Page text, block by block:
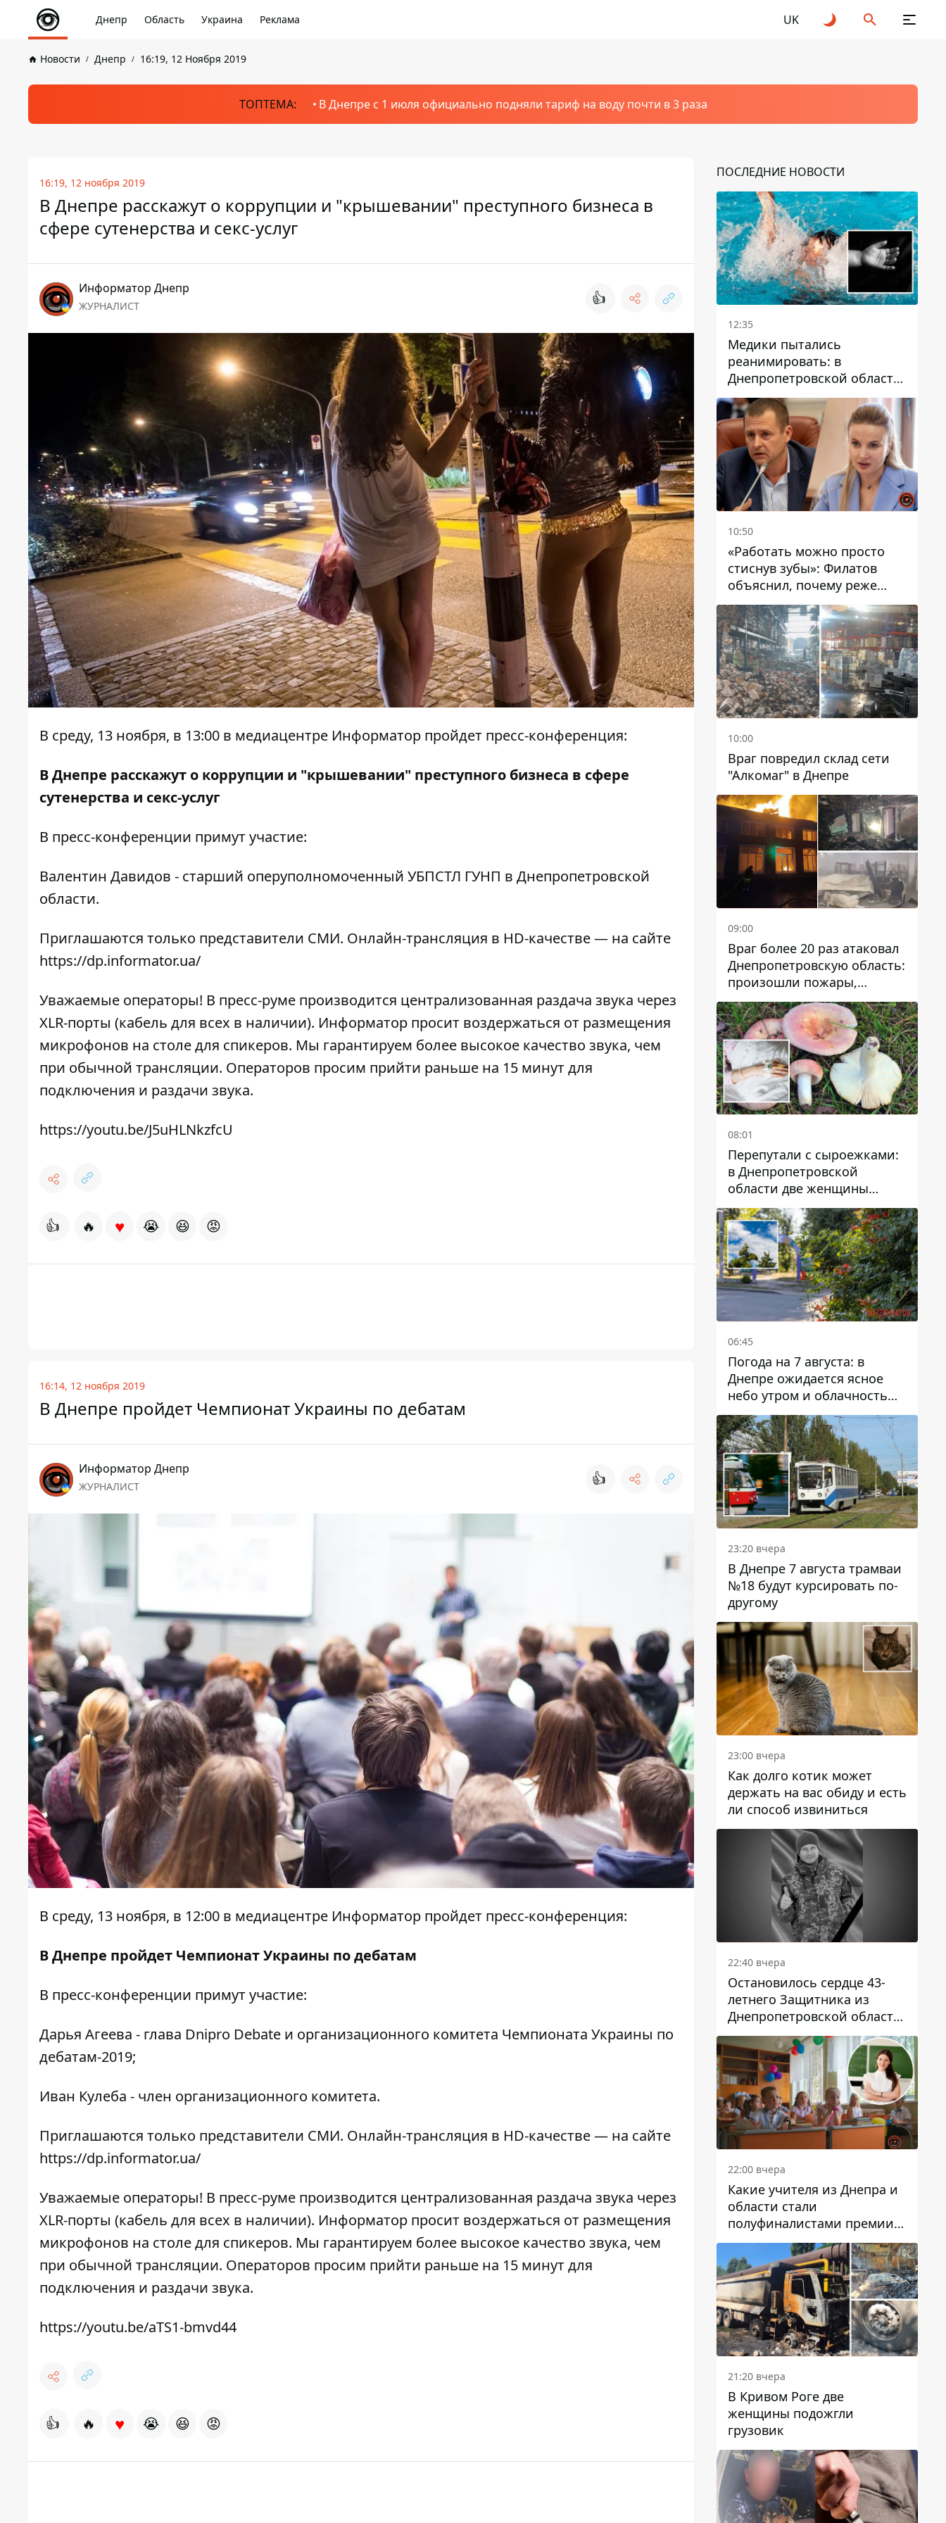
Днепр Область Украина Реклама UK
Новости Днепр 16:19, 12 Ноября 2019
ТОПТЕМА: В Днепре с 1 июля официально подняли тариф на воду почти в 3 раза
16:19, 12 ноября 2019
В Днепре расскажут о коррупции и "крышевании" преступного бизнеса в
сфере сутенерства и секс-услуг
Информатор Днепр
ЖУРНАЛИСТ 👍
В среду, 13 ноября, в 13:00 в медиацентре Информатор пройдет пресс-конференция:
В Днепре расскажут о коррупции и "крышевании" преступного бизнеса в сфере
сутенерства и секс-услуг
В пресс-конференции примут участие:
Валентин Давидов - старший оперуполномоченный УБПСТЛ ГУНП в Днепропетровской
области.
Приглашаются только представители СМИ. Онлайн-трансляция в HD-качестве — на сайте
https://dp.informator.ua/
Уважаемые операторы! В пресс-руме производится централизованная раздача звука через
XLR-порты (кабель для всех в наличии). Информатор просит воздержаться от размещения
микрофонов на столе для спикеров. Мы гарантируем более высокое качество звука, чем
при обычной трансляции. Операторов просим прийти раньше на 15 минут для
подключения и раздачи звука.
https://youtu.be/J5uHLNkzfcU
👍 🔥 ♥ 😭 😆 😡
16:14, 12 ноября 2019
В Днепре пройдет Чемпионат Украины по дебатам
Информатор Днепр
ЖУРНАЛИСТ 👍
В среду, 13 ноября, в 12:00 в медиацентре Информатор пройдет пресс-конференция:
В Днепре пройдет Чемпионат Украины по дебатам
В пресс-конференции примут участие:
Дарья Агеева - глава Dnipro Debate и организационного комитета Чемпионата Украины по
дебатам-2019;
Иван Кулеба - член организационного комитета.
Приглашаются только представители СМИ. Онлайн-трансляция в HD-качестве — на сайте
https://dp.informator.ua/
Уважаемые операторы! В пресс-руме производится централизованная раздача звука через
XLR-порты (кабель для всех в наличии). Информатор просит воздержаться от размещения
микрофонов на столе для спикеров. Мы гарантируем более высокое качество звука, чем
при обычной трансляции. Операторов просим прийти раньше на 15 минут для
подключения и раздачи звука.
https://youtu.be/aTS1-bmvd44
👍 🔥 ♥ 😭 😆 😡
ПОСЛЕДНИЕ НОВОСТИ
12:35
Медики пытались
реанимировать: в
Днепропетровской области
двухлетний мальчик утонул
в бассейне
10:50
«Работать можно просто
стиснув зубы»: Филатов
объяснил, почему реже
пишет в соцсетях и
раскритиковал медийность
чиновников
10:00
Враг повредил склад сети
"Алкомаг" в Днепре
09:00
Враг более 20 раз атаковал
Днепропетровскую область:
произошли пожары,
повреждены дома,
инфраструктура и авто
08:01
Перепутали с сыроежками:
в Днепропетровской
области две женщины
отравились грибами
06:45
Погода на 7 августа: в
Днепре ожидается ясное
небо утром и облачность
после обеда
23:20 вчера
В Днепре 7 августа трамваи
№18 будут курсировать по-
другому
23:00 вчера
Как долго котик может
держать на вас обиду и есть
ли способ извиниться
22:40 вчера
Остановилось сердце 43-
летнего Защитника из
Днепропетровской области
Евгения Зинченко
22:00 вчера
Какие учителя из Днепра и
области стали
полуфиналистами премии
Global Teacher Prize Ukraine
2026
21:20 вчера
В Кривом Роге две
женщины подожгли
грузовик